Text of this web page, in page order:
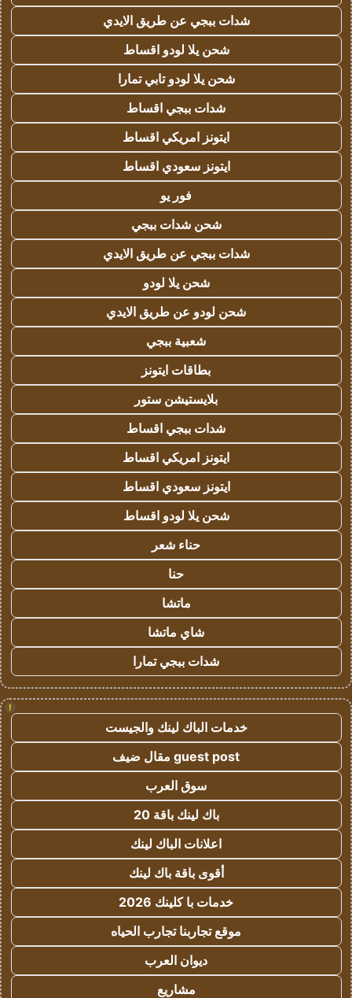
شدات ببجي عن طريق الايدي
شحن يلا لودو اقساط
شحن يلا لودو تابي تمارا
شدات ببجي اقساط
ايتونز امريكي اقساط
ايتونز سعودي اقساط
فور يو
شحن شدات ببجي
شدات ببجي عن طريق الايدي
شحن يلا لودو
شحن لودو عن طريق الايدي
شعبية ببجي
بطاقات ايتونز
بلايستيشن ستور
شدات ببجي اقساط
ايتونز امريكي اقساط
ايتونز سعودي اقساط
شحن يلا لودو اقساط
حناء شعر
حنا
ماتشا
شاي ماتشا
شدات ببجي تمارا
!
خدمات الباك لينك والجيست
guest post مقال ضيف
سوق العرب
باك لينك باقة 20
اعلانات الباك لينك
أقوى باقة باك لينك
خدمات با كلينك 2026
موقع تجاربنا تجارب الحياه
ديوان العرب
مشاريع